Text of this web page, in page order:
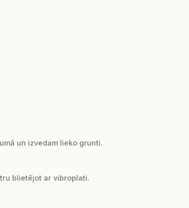
un izvedam lieko grunti.
blietējot ar vibroplati.